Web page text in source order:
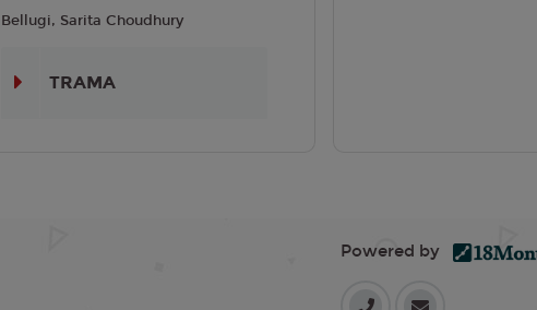
Bellugi, Sarita Choudhury
TRAMA
Powered by